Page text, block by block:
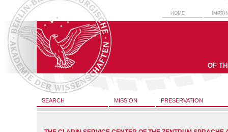
HOME
OF
SEARCH MISSION PRESERVATION